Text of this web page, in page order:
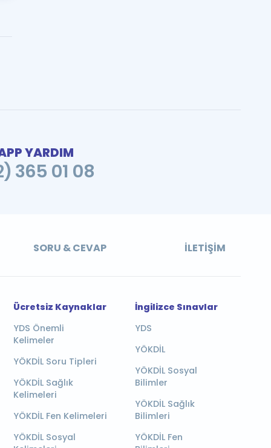
YARDIM
365 01 08
SORU & CEVAP İLETIŞIM
Ücretsiz Kaynaklar
YDS Önemli
Kelimeler
YÖKDİL Soru Tipleri
YÖKDİL Sağlık
Kelimeleri
YÖKDİL Fen Kelimeleri
YÖKDİL Sosyal
İngilizce Sınavlar
YDS
YÖKDİL
YÖKDİL Sosyal
Bilimler
YÖKDİL Sağlık
Bilimleri
YÖKDİL Fen